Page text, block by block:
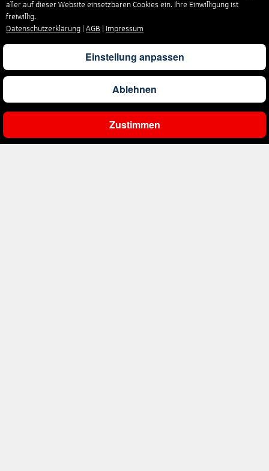
Angebot
Gesamtpreis Pro Person
aller auf dieser Website einsetzbaren Cookies ein. Ihre Einwilligung ist
freiwillig.
Datenschutzerklärung
AGB Impressum
Einstellung anpassen
Ablehnen
Zustimmen